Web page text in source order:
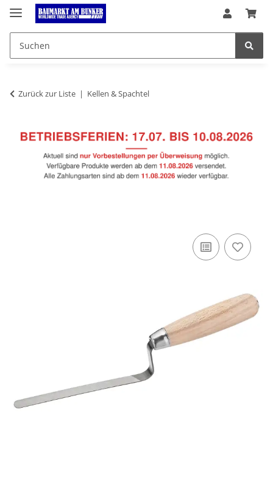
Zurück zur Liste Kellen & Spachtel